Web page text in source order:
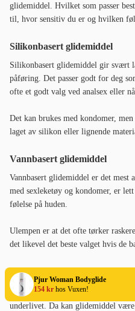
Pjur Woman Bodyglide
154 kr hos Vuxen!
glidemiddel. Hvilket som passer
til, hvor sensitiv du er og hvilken
Silikonbasert glidemiddel
Silikonbasert glidemiddel gir svært
påføring. Det passer godt for deg
ofte et godt valg ved analsex eller
Det kan brukes med kondomer,
laget av silikon eller lignende
Vannbasert glidemiddel
Vannbasert glidemiddel er det
med sexleketøy og kondomer, er
følelse på huden.
Ulempen er at det ofte tørker
det likevel det beste valget hvis de
Glidemiddel i
I overgangsalderen opplever
underlivet. Da kan glidemiddel